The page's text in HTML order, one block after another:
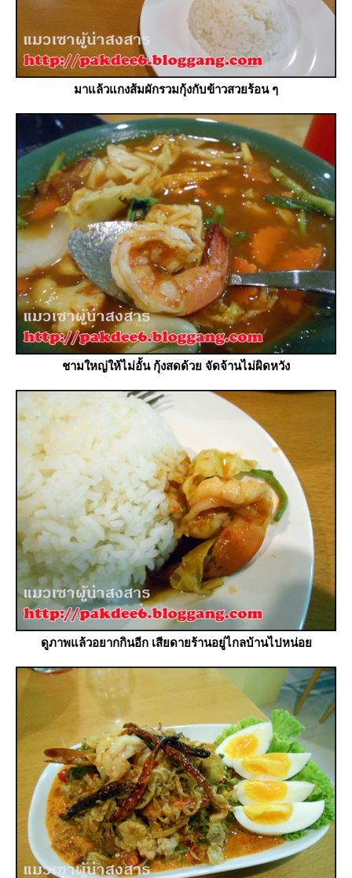
มาแล้วแกงส้มผักรวมกุ้งกับข้าวสวยร้อน ๆ
ชามใหญ่ให้ไม่อั้น กุ้งสดด้วย จัดจ้านไม่ผิดหวัง
ดูภาพแล้วอยากกินอีก เสียดายร้านอยู่ไกลบ้านไปหน่อ